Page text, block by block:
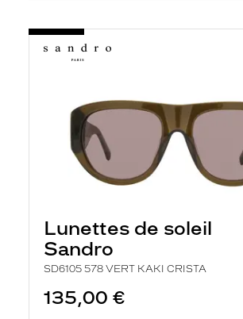
Lunettes de soleil
Sandro
SD6105 578 VERT KAKI CRISTA
135,00 €